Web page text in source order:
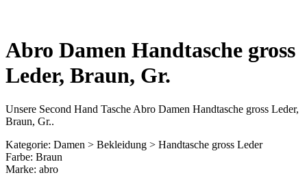
Abro Damen Handtasche gross
Leder, Braun, Gr.
Unsere Second Hand Tasche Abro Damen Handtasche gross Leder,
Braun, Gr..
Kategorie: Damen > Bekleidung > Handtasche gross Leder
Farbe: Braun
Marke: abro